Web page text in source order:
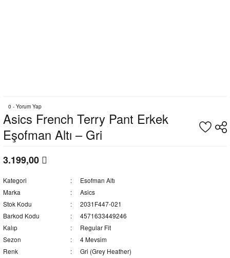
0 - Yorum Yap
Asics French Terry Pant Erkek
Eşofman Altı – Gri
3.199,00
Kategori
Esofman Altı
Marka
Asics
Stok Kodu
2031F447-021
Barkod Kodu
4571633449246
Kalıp
Regular Fit
Sezon
4 Mevsim
Renk
Gri (Grey Heather)